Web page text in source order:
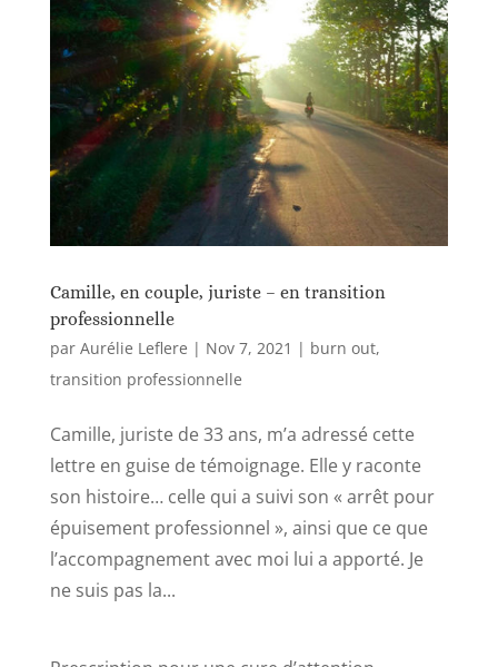
Camille, en couple, juriste – en transition
professionnelle
par Aurélie Leflere | Nov 7, 2021 | burn out,
transition professionnelle
Camille, juriste de 33 ans, m’a adressé cette
lettre en guise de témoignage. Elle y raconte
son histoire… celle qui a suivi son « arrêt pour
épuisement professionnel », ainsi que ce que
l’accompagnement avec moi lui a apporté. Je
ne suis pas la...